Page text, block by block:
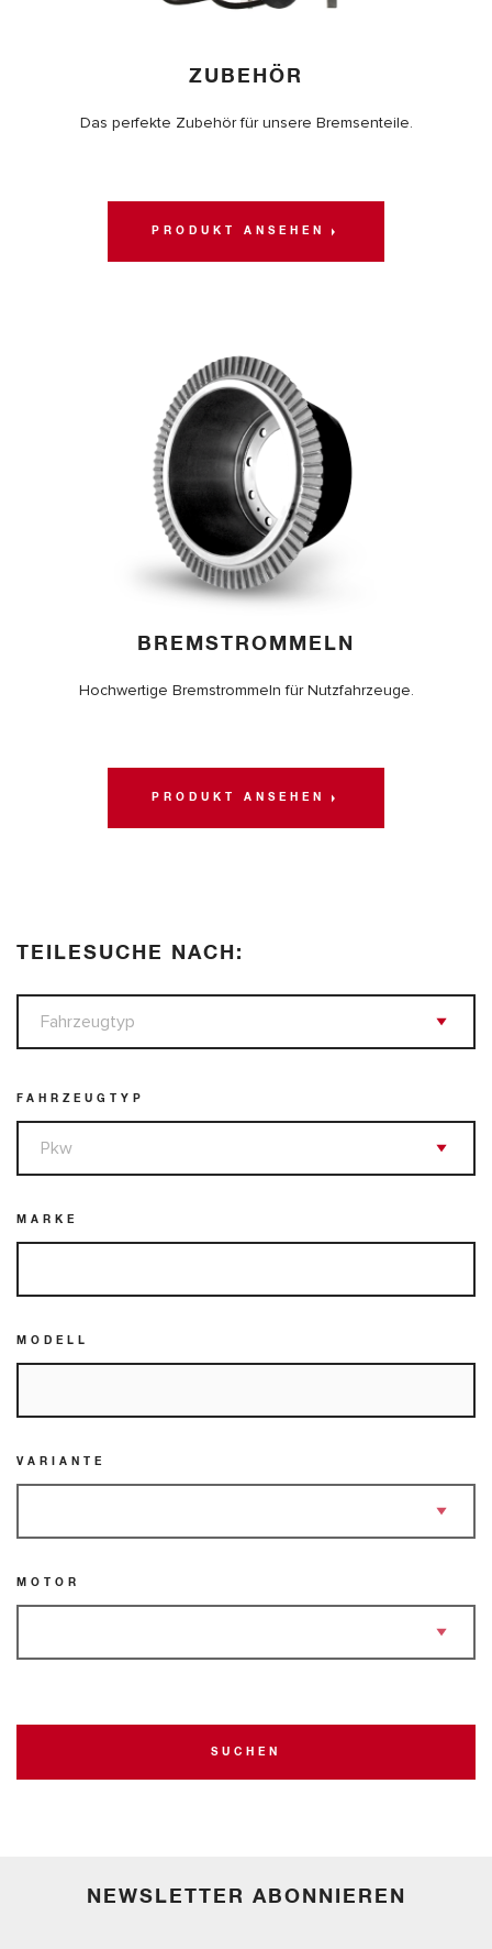
ZUBEHÖR
Das perfekte Zubehör für unsere Bremsenteile.
PRODUKT ANSEHEN
BREMSTROMMELN
Hochwertige Bremstrommeln für Nutzfahrzeuge.
PRODUKT ANSEHEN
TEILESUCHE NACH:
FAHRZEUGTYP
MARKE
MODELL
VARIANTE
MOTOR
SUCHEN
NEWSLETTER ABONNIEREN